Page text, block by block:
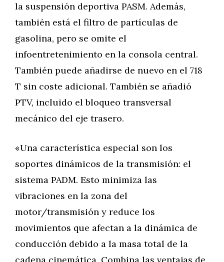
la suspensión deportiva PASM. Además,
también está el filtro de partículas de
gasolina, pero se omite el
infoentretenimiento en la consola central.
También puede añadirse de nuevo en el 718
T sin coste adicional. También se añadió
PTV, incluido el bloqueo transversal
mecánico del eje trasero.
«Una característica especial son los
soportes dinámicos de la transmisión: el
sistema PADM. Esto minimiza las
vibraciones en la zona del
motor/transmisión y reduce los
movimientos que afectan a la dinámica de
conducción debido a la masa total de la